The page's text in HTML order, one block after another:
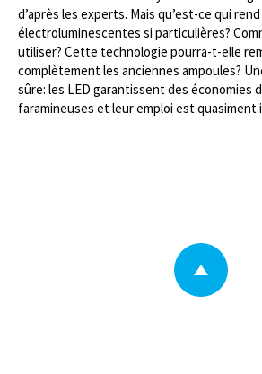
d’après les experts. Mais qu’est-ce qui
électroluminescentes si particulières?
utiliser? Cette technologie pourra-t-elle
complètement les anciennes ampoules?
sûre: les LED garantissent des économies
faramineuses et leur emploi est quasiment